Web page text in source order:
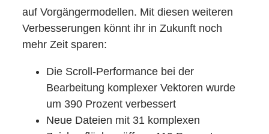
auf Vorgängermodellen. Mit diesen weiteren
Verbesserungen könnt ihr in Zukunft noch
mehr Zeit sparen:
Die Scroll-Performance bei der
Bearbeitung komplexer Vektoren wurde
um 390 Prozent verbessert
Neue Dateien mit 31 komplexen